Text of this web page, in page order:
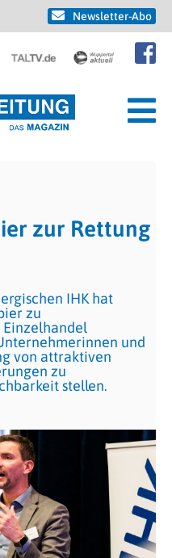
Newsletter-Abo
zur Rettung
IHK hat
zu
und
von attraktiven
zu
stellen.